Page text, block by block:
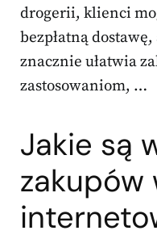
drogerii, klienci
bezpłatną
znacznie ułatwia
zastosowaniom, …
Jakie są
zakupów